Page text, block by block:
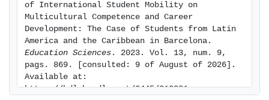
of International Student Mobility on
Multicultural Competence and Career
Development: The Case of Students from Latin
Education Sciences . 2023. Vol. 13, num. 9,
pags. 869. [consulted: 9 of August of 2026].
Available at:
https://hdl.handle.net/2445/210081